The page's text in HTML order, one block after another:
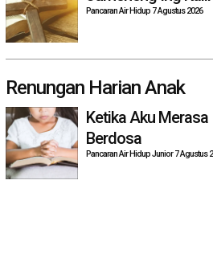
Pancaran Air Hidup 7 Agustus 2026
Renungan Harian Anak
Ketika Aku Merasa
Berdosa
Pancaran Air Hidup Junior 7 Agustus